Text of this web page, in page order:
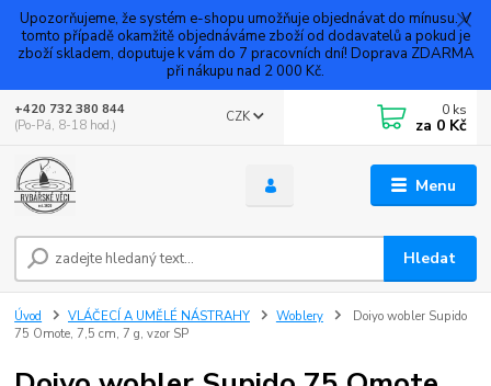
Upozorňujeme, že systém e-shopu umožňuje objednávat do mínusu. V
tomto případě okamžitě objednáváme zboží od dodavatelů a pokud je
zboží skladem, doputuje k vám do 7 pracovních dní! Doprava ZDARMA
při nákupu nad 2 000 Kč.
Menu
CZK
Hledat
+420 732 380 844
(Po-Pá, 8-18 hod.)
0 ks
za 0 Kč
Úvod VLÁČECÍ A UMĚLÉ NÁSTRAHY Woblery
Doiyo wobler Supido
75 Omote, 7,5 cm, 7 g, vzor SP